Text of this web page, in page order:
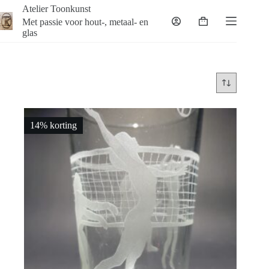
naar
de
inhoud
Atelier Toonkunst
Met passie voor hout-, metaal- en
glas
Winkelwagen
14% korting